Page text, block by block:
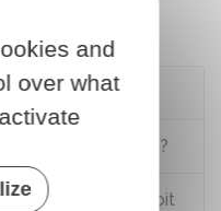
et à la réinsertion ?
vérification du droit
and
over what